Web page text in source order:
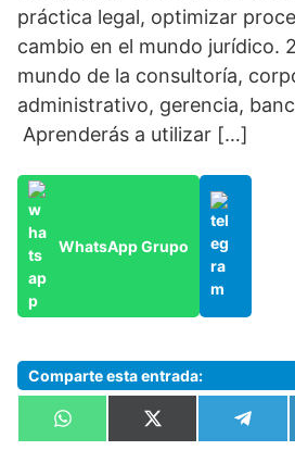
práctica legal, optimizar
cambio en el mundo jurídico.
mundo de la consultoría,
administrativo, gerencia,
Aprenderás a utilizar […]
WhatsApp Grupo
Comparte esta entrada:
Compartir
en
W
h
Compartir
en
X
(
en
e